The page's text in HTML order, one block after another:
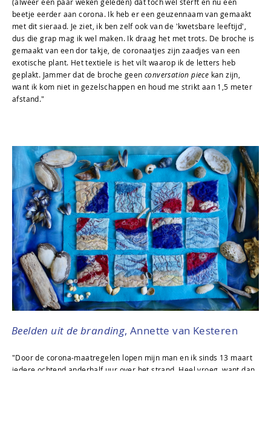
beetje eerder aan corona. Ik heb er een geuzennaam van gemaakt
met dit sieraad. Je ziet, ik ben zelf ook van de 'kwetsbare leeftijd',
dus die grap mag ik wel maken. Ik draag het met trots. De broche is
gemaakt van een dor takje, de coronaatjes zijn zaadjes van een
exotische plant. Het textiele is het vilt waarop ik de letters heb
geplakt. Jammer dat de broche geen conversation piece kan zijn,
want ik kom niet in gezelschappen en houd me strikt aan 1,5 meter
afstand."
Beelden uit de branding, Annette van Kesteren
"Door de corona-maatregelen lopen mijn man en ik sinds 13 maart
iedere ochtend anderhalf uur over het strand. Heel vroeg, want dan